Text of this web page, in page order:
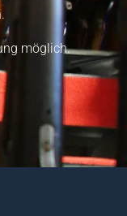
möglich.